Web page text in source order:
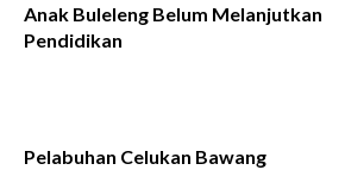
Anak Buleleng Belum Melanjutkan
Pendidikan
Pelabuhan Celukan Bawang